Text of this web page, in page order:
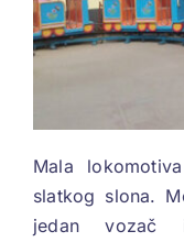
Mala
slatkog slona.
jedan vozač